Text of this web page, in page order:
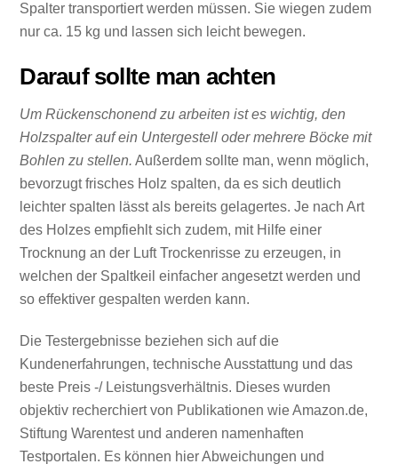
Spalter transportiert werden müssen. Sie wiegen zudem
nur ca. 15 kg und lassen sich leicht bewegen.
Darauf sollte man achten
Um Rückenschonend zu arbeiten ist es wichtig, den
Holzspalter auf ein Untergestell oder mehrere Böcke mit
Bohlen zu stellen. Außerdem sollte man, wenn möglich,
bevorzugt frisches Holz spalten, da es sich deutlich
leichter spalten lässt als bereits gelagertes. Je nach Art
des Holzes empfiehlt sich zudem, mit Hilfe einer
Trocknung an der Luft Trockenrisse zu erzeugen, in
welchen der Spaltkeil einfacher angesetzt werden und
so effektiver gespalten werden kann.
Die Testergebnisse beziehen sich auf die
Kundenerfahrungen, technische Ausstattung und das
beste Preis -/ Leistungsverhältnis. Dieses wurden
objektiv recherchiert von Publikationen wie Amazon.de,
Stiftung Warentest und anderen namenhaften
Testportalen. Es können hier Abweichungen und